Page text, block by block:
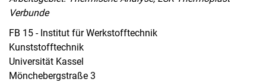
Verbunde
FB 15 - Institut für Werkstofftechnik
Kunststofftechnik
Universität Kassel
Mönchebergstraße 3